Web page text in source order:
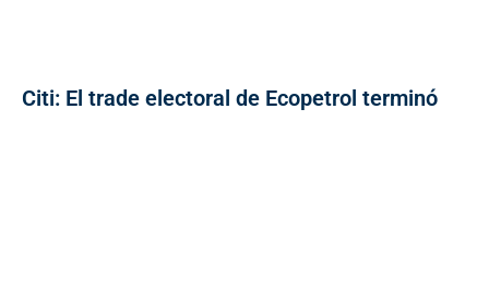
Citi: El trade electoral de Ecopetrol terminó